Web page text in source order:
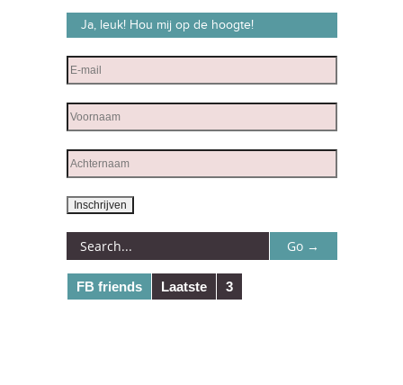
Ja, leuk! Hou mij op de hoogte!
FB friends Laatste 3